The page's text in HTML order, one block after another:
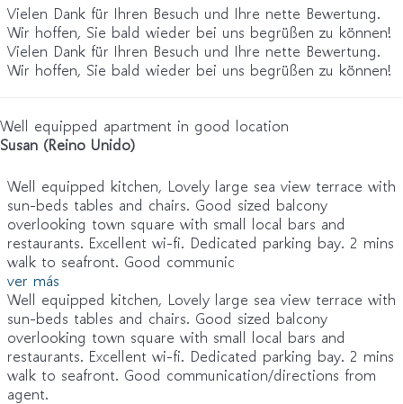
Vielen Dank für Ihren Besuch und Ihre nette Bewertung.
Wir hoffen, Sie bald wieder bei uns begrüßen zu können!
Vielen Dank für Ihren Besuch und Ihre nette Bewertung.
Wir hoffen, Sie bald wieder bei uns begrüßen zu können!
Well equipped apartment in good location
Susan (Reino Unido)
Well equipped kitchen, Lovely large sea view terrace with
sun-beds tables and chairs. Good sized balcony
overlooking town square with small local bars and
restaurants. Excellent wi-fi. Dedicated parking bay. 2 mins
walk to seafront. Good communic
ver más
Well equipped kitchen, Lovely large sea view terrace with
sun-beds tables and chairs. Good sized balcony
overlooking town square with small local bars and
restaurants. Excellent wi-fi. Dedicated parking bay. 2 mins
walk to seafront. Good communication/directions from
agent.